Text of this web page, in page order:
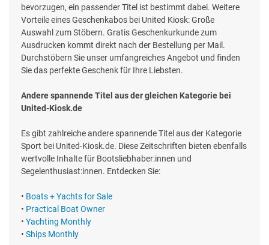
bevorzugen, ein passender Titel ist bestimmt dabei. Weitere
Vorteile eines Geschenkabos bei United Kiosk: Große
Auswahl zum Stöbern. Gratis Geschenkurkunde zum
Ausdrucken kommt direkt nach der Bestellung per Mail.
Durchstöbern Sie unser umfangreiches Angebot und finden
Sie das perfekte Geschenk für Ihre Liebsten.
Andere spannende Titel aus der gleichen Kategorie bei
United-Kiosk.de
Es gibt zahlreiche andere spannende Titel aus der Kategorie
Sport bei United-Kiosk.de. Diese Zeitschriften bieten ebenfalls
wertvolle Inhalte für Bootsliebhaber:innen und
Segelenthusiast:innen. Entdecken Sie:
• Boats + Yachts for Sale
• Practical Boat Owner
• Yachting Monthly
• Ships Monthly